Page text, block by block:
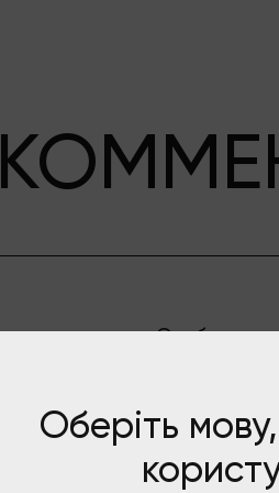
Сообщения
Оберіть